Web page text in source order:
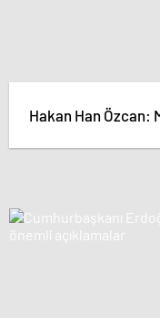
Hakan Han Özcan: